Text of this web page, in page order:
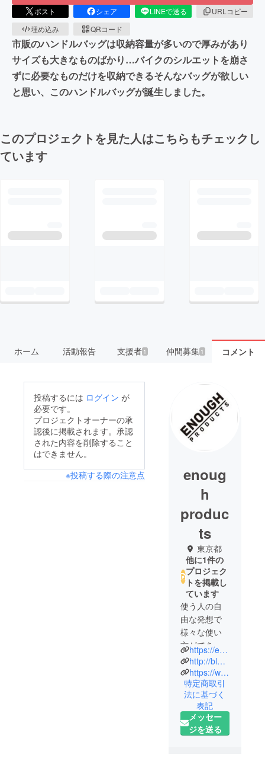
ポスト シェア LINEで送る
URLコピー
埋め込み
QRコード
市販のハンドルバッグは収納容量が多いので厚みがあり
サイズも大きなものばかり…バイクのシルエットを崩さ
ずに必要なものだけを収納できるそんなバッグが欲しい
と思い、このハンドルバッグが誕生しました。
このプロジェクトを見た人はこちらもチェックし
ています
ホーム 活動報告 支援者 1 仲間募集 1 コメント
投稿するには ログイン が
必要です。
プロジェクトオーナーの承
認後に掲載されます。承認
された内容を削除すること
はできません。
※投稿する際の注意点
enoug
h
produc
ts
東京都
他に1件の
プロジェク
トを掲載し
ています
使う人の自
由な発想で
様々な使い
方ができる
ような、シ
ンプルなア
イテムをセ
ミオーダー
で作成いた
します。
主にBMW系
https://enough-products.com/
http://blog.enough-products.com/
https://www.instagram.com/mm_enough/
特定商取引
法に基づく
表記
メッセー
ジを送る